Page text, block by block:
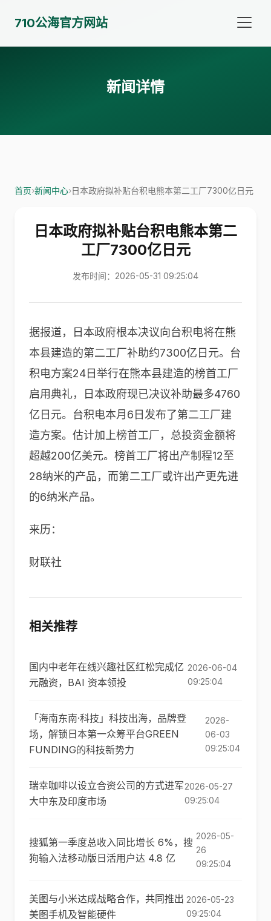
710公海官方网站
新闻详情
首页›新闻中心›日本政府拟补贴台积电熊本第二工厂7300亿日元
日本政府拟补贴台积电熊本第二
工厂7300亿日元
发布时间：2026-05-31 09:25:04
据报道，日本政府根本决议向台积电将在熊
本县建造的第二工厂补助约7300亿日元。台
积电方案24日举行在熊本县建造的榜首工厂
启用典礼，日本政府现已决议补助最多4760
亿日元。台积电本月6日发布了第二工厂建
造方案。估计加上榜首工厂，总投资金额将
超越200亿美元。榜首工厂将出产制程12至
28纳米的产品，而第二工厂或许出产更先进
的6纳米产品。
来历：
财联社
相关推荐
国内中老年在线兴趣社区红松完成亿
元融资，BAI 资本领投
2026-06-04
09:25:04
「海南东南·科技」科技出海，品牌登
场，解锁日本第一众筹平台GREEN
FUNDING的科技新势力
2026-
06-03
09:25:04
瑞幸咖啡以设立合资公司的方式进军
大中东及印度市场
2026-05-27
09:25:04
搜狐第一季度总收入同比增长 6%，搜
狗输入法移动版日活用户达 4.8 亿
2026-05-
26
09:25:04
美图与小米达成战略合作，共同推出
美图手机及智能硬件
2026-05-23
09:25:04